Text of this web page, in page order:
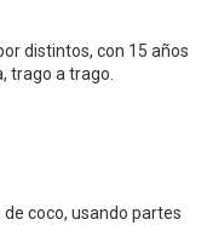
distintos, con 15 años
trago a trago.
coco, usando partes